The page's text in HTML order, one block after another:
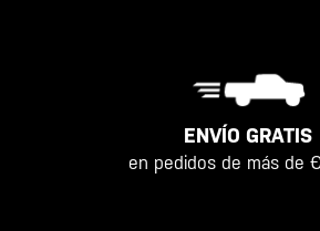
ENVÍO GRATIS
en pedidos de más de